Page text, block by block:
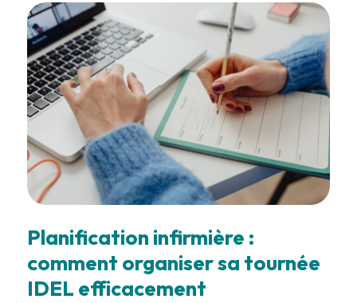
Planification infirmière :
comment organiser sa tournée
IDEL efficacement